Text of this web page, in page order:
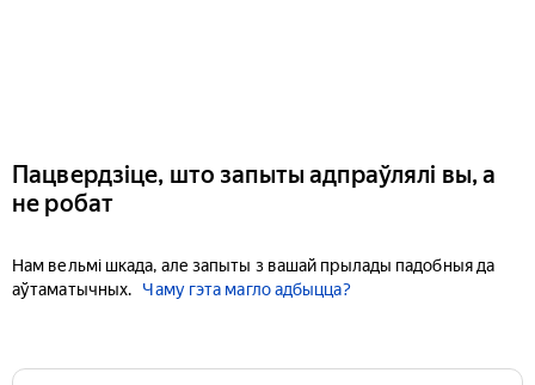
Пацвердзіце, што запыты адпраўлялі вы, а
не робат
Нам вельмі шкада, але запыты з вашай прылады падобныя да
аўтаматычных.
Чаму гэта магло адбыцца?